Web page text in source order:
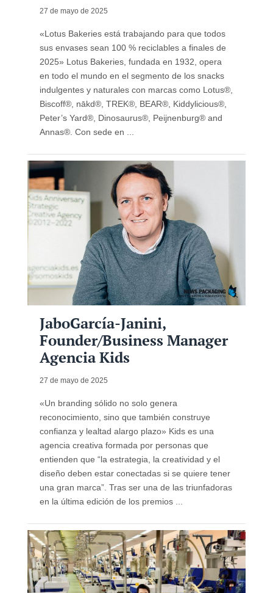
27 de mayo de 2025
«Lotus Bakeries está trabajando para que todos
sus envases sean 100 % reciclables a finales de
2025» Lotus Bakeries, fundada en 1932, opera
en todo el mundo en el segmento de los snacks
indulgentes y naturales con marcas como Lotus®,
Biscoff®, nākd®, TREK®, BEAR®, Kiddylicious®,
Peter’s Yard®, Dinosaurus®, Peijnenburg® and
Annas®. Con sede en ...
JaboGarcía-Janini,
Founder/Business Manager
Agencia Kids
27 de mayo de 2025
«Un branding sólido no solo genera
reconocimiento, sino que también construye
confianza y lealtad alargo plazo» Kids es una
agencia creativa formada por personas que
entienden que “la estrategia, la creatividad y el
diseño deben estar conectadas si se quiere tener
una gran marca”. Tras ser una de las triunfadoras
en la última edición de los premios ...